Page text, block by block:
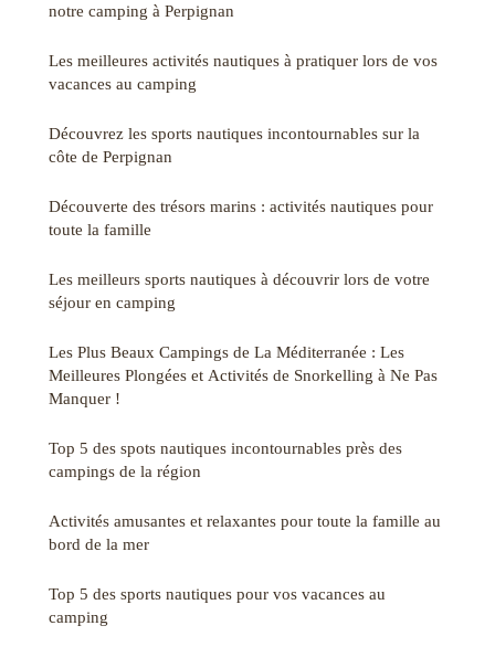
notre camping à Perpignan
Les meilleures activités nautiques à pratiquer lors de vos
vacances au camping
Découvrez les sports nautiques incontournables sur la
côte de Perpignan
Découverte des trésors marins : activités nautiques pour
toute la famille
Les meilleurs sports nautiques à découvrir lors de votre
séjour en camping
Les Plus Beaux Campings de La Méditerranée : Les
Meilleures Plongées et Activités de Snorkelling à Ne Pas
Manquer !
Top 5 des spots nautiques incontournables près des
campings de la région
Activités amusantes et relaxantes pour toute la famille au
bord de la mer
Top 5 des sports nautiques pour vos vacances au
camping